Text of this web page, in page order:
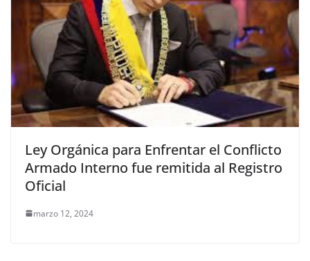
Ley Orgánica para Enfrentar el Conflicto
Armado Interno fue remitida al Registro
Oficial
marzo 12, 2024